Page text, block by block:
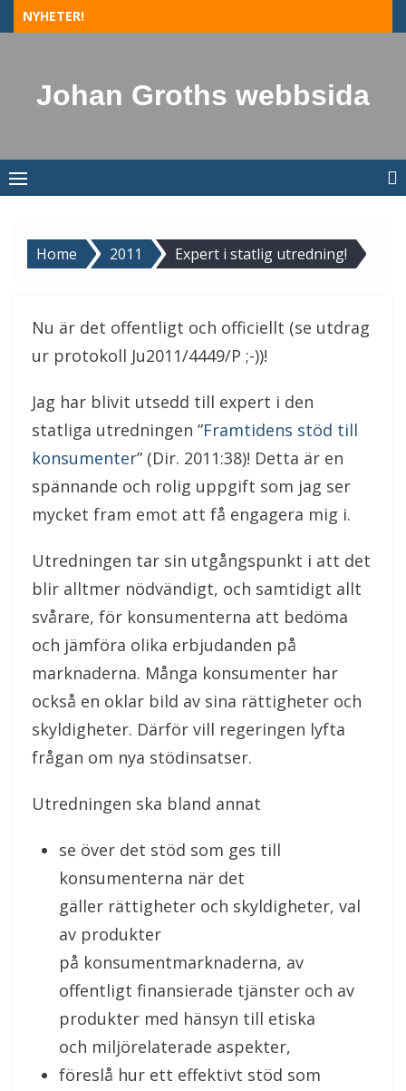
Skip
to
NYHETER!
Johan Groths webbsida
Home 2011 Expert i statlig utredning!
Nu är det offentligt och officiellt (se utdrag
ur protokoll Ju2011/4449/P ;-))!
Jag har blivit utsedd till expert i den
statliga utredningen ”Framtidens stöd till
konsumenter” (Dir. 2011:38)! Detta är en
spännande och rolig uppgift som jag ser
mycket fram emot att få engagera mig i.
Utredningen tar sin utgångspunkt i att det
blir alltmer nödvändigt, och samtidigt allt
svårare, för konsumenterna att bedöma
och jämföra olika erbjudanden på
marknaderna. Många konsumenter har
också en oklar bild av sina rättigheter och
skyldigheter. Därför vill regeringen lyfta
frågan om nya stödinsatser.
Utredningen ska bland annat
se över det stöd som ges till
konsumenterna när det
gäller rättigheter och skyldigheter, val
av produkter
på konsumentmarknaderna, av
offentligt finansierade tjänster och av
produkter med hänsyn till etiska
och miljörelaterade aspekter,
föreslå hur ett effektivt stöd som